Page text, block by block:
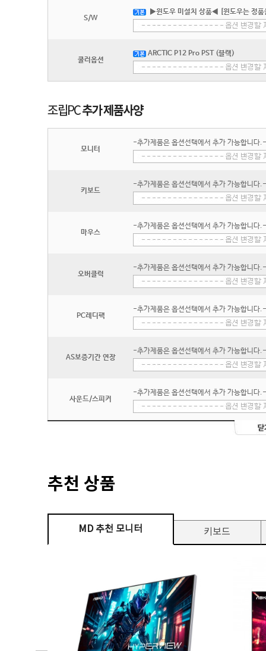
S/W
▶윈도우 미설치 상품◀ [윈도우는 정
쿨러옵션
ARCTIC P12 Pro PST (블랙)
모니터
-추가제품은 옵션선택에서 추가 가능합니다.-
키보드
-추가제품은 옵션선택에서 추가 가능합니다.-
마우스
-추가제품은 옵션선택에서 추가 가능합니다.-
오버클럭
-추가제품은 옵션선택에서 추가 가능합니다.-
PC레디팩
-추가제품은 옵션선택에서 추가 가능합니다.-
AS보증기간 연장
-추가제품은 옵션선택에서 추가 가능합니다.-
사운드/스피커
-추가제품은 옵션선택에서 추가 가능합니다.-
추천 상품
MD 추천 모니터 키보드